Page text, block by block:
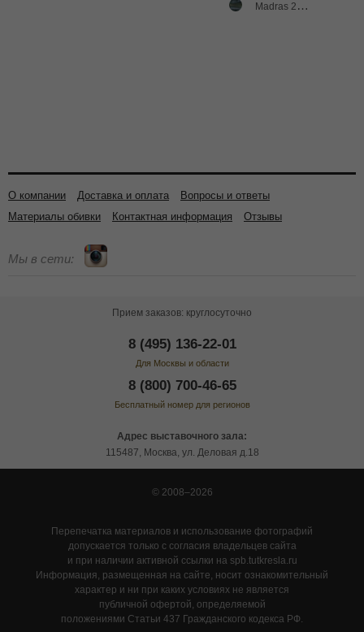
Madras 2005 двухтоновый глянец
О компании Доставка и оплата
Вопросы и ответы
Материалы обивки
Контактная информация Отзывы
Мы в сети:
Прием заказов: круглосуточно
8 (495) 136-22-01
Для Москвы и области
8 (800) 700-46-65
Бесплатный номер для регионов
Адрес выставочного зала:
115487, Москва, ул. Деловая д.18
© 2008–2026
Перепечатка материалов и использование фотографий
допускается только с согласия владельцев сайта
и при наличии активной ссылки на spb.tutkresla.ru
Информация, размещенная на сайте, носит ознакомительный
характер и ни при каких условиях не является
публичной офертой, определяемой
положениями Статьи 437 Гражданского кодекса РФ.